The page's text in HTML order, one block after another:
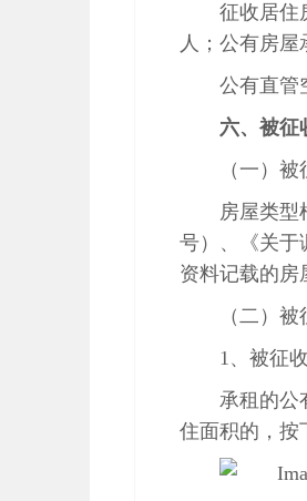
征收居住
人；公有房屋
公有直管
六、被征
（一）
房屋类型
号）、《关于
资料记载的房
（二）
1、被征
承租的公
住面积的，按